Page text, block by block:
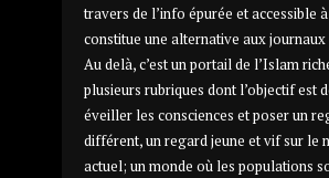
travers de l’info épurée et accessible
constitue une alternative aux
Au delà, c’est un portail de l’Islam
plusieurs rubriques dont l’objectif est
éveiller les consciences et poser un
différent, un regard jeune et vif sur le
actuel; un monde où les populations